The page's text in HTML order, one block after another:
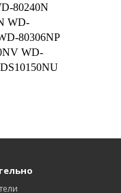
80240N
WD-
80306NP
WD-